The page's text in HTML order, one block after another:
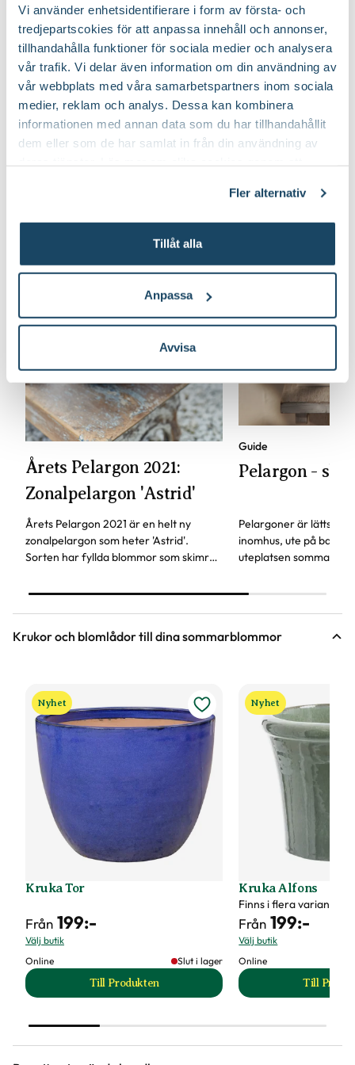
Vi använder enhetsidentifierare i form av första- och
tredjepartscokies för att anpassa innehåll och annonser,
tillhandahålla funktioner för sociala medier och analysera
vår trafik. Vi delar även information om din användning av
vår webbplats med våra samarbetspartners inom sociala
medier, reklam och analys. Dessa kan kombinera
informationen med annan data som du har tillhandahållit
dem eller som de har samlat in från din användning av
Fler alternativ
Tillåt alla
Anpassa
Avvisa
Till Produkten
Läs mer om Årets Pelargon 2021
Årets Pelargon 2021:
Zonalpelargon 'Astrid'
Årets Pelargon 2021 är en helt ny
zonalpelargon som heter 'Astrid'.
Sorten har fyllda blommor som skimrar
är förälskade!
Guide
Pelargon -
Pelargoner är
inomhus, ute på
uteplatsen sommartid.
Krukor och blomlådor till dina sommarblommor
Nyhet
Kruka Tor
Från 199:-
Välj butik
Online
Slut i lager
Till Produkten
till Kruka Tor produktsida
Nyhet
Kruka Alfons
Finns i flera varianter
Från 199:-
Välj butik
Online
Till